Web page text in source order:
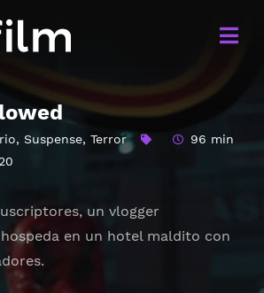
, Suspense, Terror
96 min
un vlogger
en un hotel maldito con